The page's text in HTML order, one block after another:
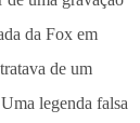
da Fox em
de um
legenda falsa